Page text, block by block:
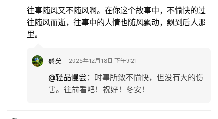
往事随风又不随风啊。在你这个故事中，不愉快的过
往随风而逝，往事中的人情也随风飘动，飘到后人那
里。
惑矣 2025年12月18日 下午9:21
@轻品慢尝 ： 时事所致不愉快，但没有大的伤
害。往前看吧！祝好！冬安！